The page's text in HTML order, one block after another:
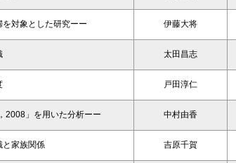
対象とした研究ーー 伊藤大将
太田昌志
戸田淳仁
2008」を用いた分析ーー 中村由香
と家族関係 吉原千賀